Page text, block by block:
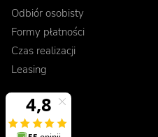
Odbiór osobisty
Formy płatności
Czas realizacji
Leasing